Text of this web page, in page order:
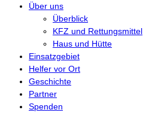
Über uns
Überblick
KFZ und Rettungsmittel
Haus und Hütte
Einsatzgebiet
Helfer vor Ort
Geschichte
Partner
Spenden